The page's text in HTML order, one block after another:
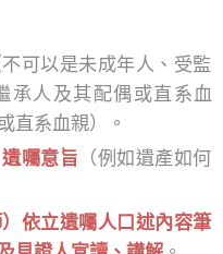
可以是未成年人、受監
承人及其配偶或直系血
直系血親）。
囑意旨 （例如遺產如何
依立遺囑人口述內容筆